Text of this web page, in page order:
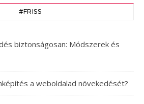
#FRISS
biztonságosan: Módszerek és
a weboldalad növekedését?